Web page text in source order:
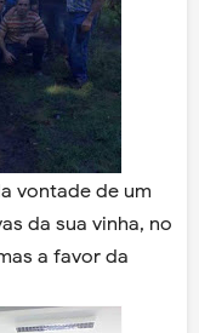
vontade de um
da sua vinha, no
a favor da